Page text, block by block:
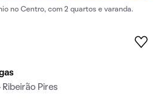
no Centro, com 2 quartos e varanda.
Ribeirão Pires